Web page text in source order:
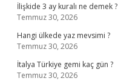
İlişkide 3 ay kuralı ne demek ?
Temmuz 30, 2026
Hangi ülkede yaz mevsimi ?
Temmuz 30, 2026
İtalya Türkiye gemi kaç gün ?
Temmuz 30, 2026